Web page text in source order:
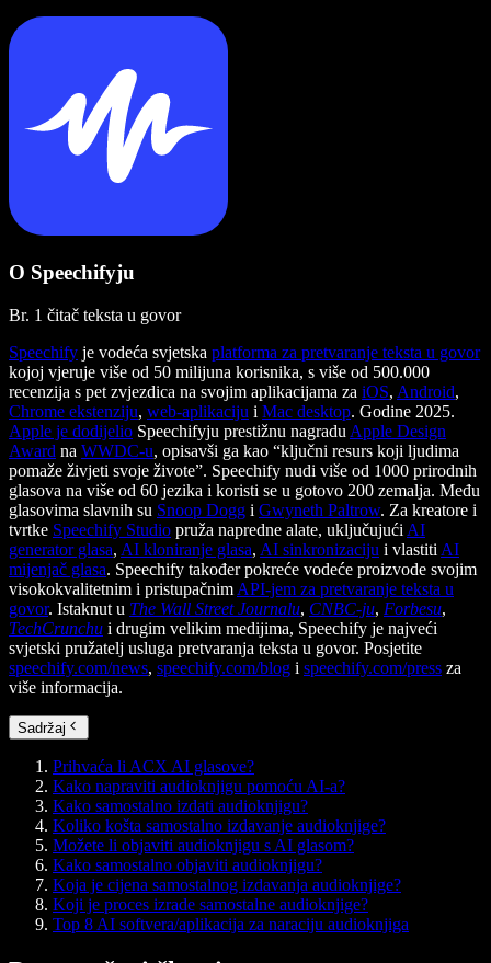
O Speechifyju
Br. 1 čitač teksta u govor
Speechify je vodeća svjetska platforma za pretvaranje teksta u govor
kojoj vjeruje više od 50 milijuna korisnika, s više od 500.000
recenzija s pet zvjezdica na svojim aplikacijama za iOS, Android,
Chrome ekstenziju, web-aplikaciju i Mac desktop. Godine 2025.
Apple je dodijelio Speechifyju prestižnu nagradu Apple Design
Award na WWDC-u, opisavši ga kao “ključni resurs koji ljudima
pomaže živjeti svoje živote”. Speechify nudi više od 1000 prirodnih
glasova na više od 60 jezika i koristi se u gotovo 200 zemalja. Među
glasovima slavnih su Snoop Dogg i Gwyneth Paltrow. Za kreatore i
tvrtke Speechify Studio pruža napredne alate, uključujući AI
generator glasa, AI kloniranje glasa, AI sinkronizaciju i vlastiti AI
mijenjač glasa. Speechify također pokreće vodeće proizvode svojim
visokokvalitetnim i pristupačnim API-jem za pretvaranje teksta u
govor. Istaknut u The Wall Street Journalu, CNBC-ju, Forbesu,
TechCrunchu i drugim velikim medijima, Speechify je najveći
svjetski pružatelj usluga pretvaranja teksta u govor. Posjetite
speechify.com/news, speechify.com/blog i speechify.com/press za
više informacija.
Sadržaj
Prihvaća li ACX AI glasove?
Kako napraviti audioknjigu pomoću AI-a?
Kako samostalno izdati audioknjigu?
Koliko košta samostalno izdavanje audioknjige?
Možete li objaviti audioknjigu s AI glasom?
Kako samostalno objaviti audioknjigu?
Koja je cijena samostalnog izdavanja audioknjige?
Koji je proces izrade samostalne audioknjige?
Top 8 AI softvera/aplikacija za naraciju audioknjiga